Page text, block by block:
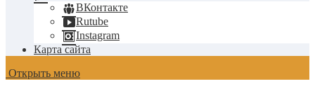
ВКонтакте
Rutube
Instagram
Карта сайта
Открыть меню